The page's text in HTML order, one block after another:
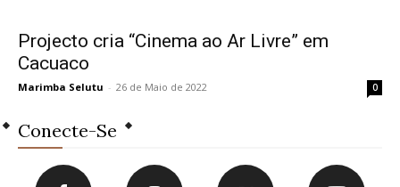
Projecto cria “Cinema ao Ar Livre” em
Cacuaco
Marimba Selutu - 26 de Maio de 2022 0
Conecte-Se